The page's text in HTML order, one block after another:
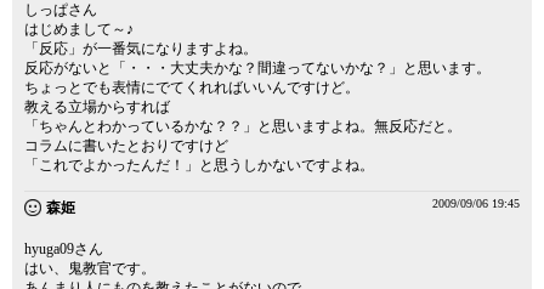
しっぱさん
はじめまして～♪
「反応」が一番気になりますよね。
反応がないと「・・・大丈夫かな？間違ってないかな？」と思います。
ちょっとでも表情にでてくれればいいんですけど。
教える立場からすれば
「ちゃんとわかっているかな？？」と思いますよね。無反応だと。
コラムに書いたとおりですけど
「これでよかったんだ！」と思うしかないですよね。
森姫 2009/09/06 19:45
hyuga09さん
はい、鬼教官です。